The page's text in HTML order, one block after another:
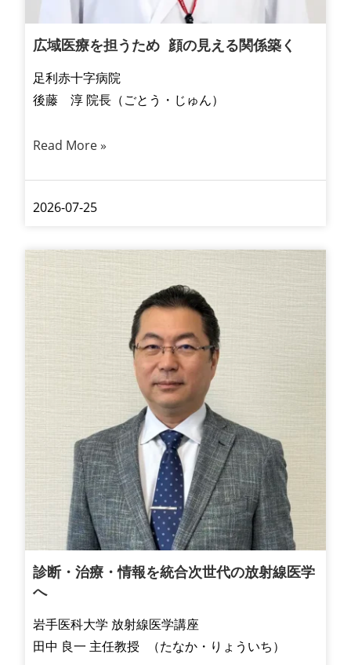
広域医療を担うため 顔の見える関係築く
足利赤十字病院
後藤 淳 院長（ごとう・じゅん）
Read More »
2026-07-25
診断・治療・情報を統合次世代の放射線医学
へ
岩手医科大学 放射線医学講座
田中 良一 主任教授 （たなか・りょういち）